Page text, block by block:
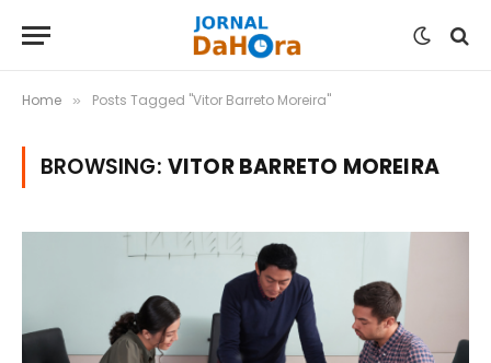
Home » Posts Tagged "Vitor Barreto Moreira"
BROWSING: VITOR BARRETO MOREIRA